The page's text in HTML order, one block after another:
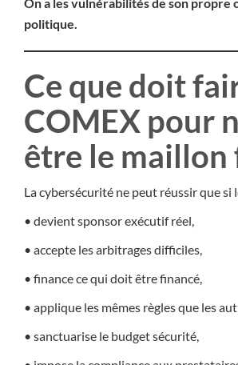
On a les vulnérabilités de son propre
politique.
Ce que doit
COMEX pour
être le maillon
La cybersécurité ne peut réussir que si
• devient sponsor exécutif réel,
• accepte les arbitrages difficiles,
• finance ce qui doit être financé,
• applique les mêmes règles que les
• sanctuarise le budget sécurité,